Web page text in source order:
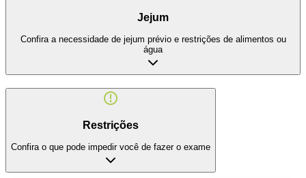
Jejum
Confira a necessidade de jejum prévio e restrições de alimentos ou
água
Restrições
Confira o que pode impedir você de fazer o exame